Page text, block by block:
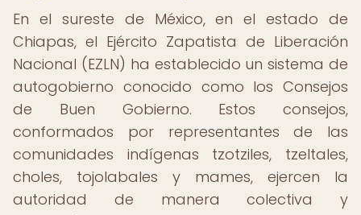
En el sureste de México, en el estado de
Chiapas, el Ejército Zapatista de Liberación
Nacional (EZLN) ha establecido un sistema de
autogobierno conocido como los Consejos
de Buen Gobierno. Estos consejos,
conformados por representantes de las
comunidades indígenas tzotziles, tzeltales,
choles, tojolabales y mames, ejercen la
autoridad de manera colectiva y